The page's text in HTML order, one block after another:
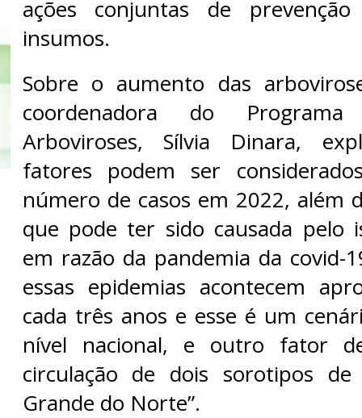
ações conjuntas de
insumos.
Sobre o aumento das
coordenadora do
Arboviroses, Sílvia Dinara,
fatores podem ser
número de casos em 2022, além
que pode ter sido causada pelo
em razão da pandemia da covid-
essas epidemias acontecem
cada três anos e esse é um
nível nacional, e outro fator
circulação de dois sorotipos
Grande do Norte”.